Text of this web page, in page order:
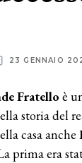
23 GENNAIO
Fratello è
storia del
casa anche
prima era